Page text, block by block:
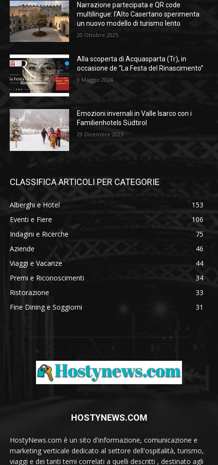
Narrazione partecipata e QR code
multilingue: l’Alto Casertano sperimenta
un nuovo modello di turismo lento
20 Ottobre 2025
Alla scoperta di Acquasparta (Tr), in
occasione de “La Festa del Rinascimento”
9 Maggio 2024
Emozioni invernali in Valle Isarco con i
Familienhotels Südtirol
29 Dicembre 2023
CLASSIFICA ARTICOLI PER CATEGORIE
Alberghi e Hotel
153
Eventi e Fiere
106
Indagini e Ricerche
75
Aziende
46
Viaggi e Vacanze
44
Premi e Riconoscimenti
34
Ristorazione
33
Fine Dining e Soggiorni
31
HOSTYNEWS.COM
HostyNews.com è un sito d'informazione, comunicazione e
marketing verticale dedicato al settore dell'ospitalità, turismo,
viaggi e dei tanti temi correlati a quelli descritti , destinato agli